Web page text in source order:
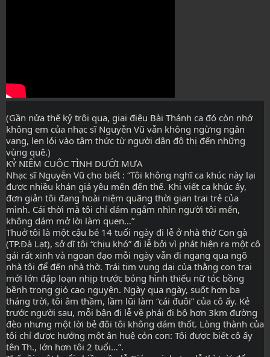
(Gần nửa thế kỷ trôi qua, giai điệu Bài Thánh ca đó còn nhớ
không em của nhạc sĩ Nguyễn Vũ vẫn không ngừng ngân
vang, len lỏi vào tâm thức từ người dân đô thị đến những
vùng quê.)
KỶ NIỆM CUỘC TÌNH DƯỚI MƯA
Nhạc sĩ Nguyễn Vũ cho biết : “Tôi không nghĩ ca khúc này lại
được nhiều khán giả yêu mến đến thế. Khi viết ca khúc ấy,
đơn giản tôi đang hoài niệm quãng thời gian trai trẻ của
mình. Cái thời mà tôi chỉ dám ngắm nhìn người tôi mến,
không dám mở lời làm quen…”
Thuở tôi là một cậu bé 14 tuổi ngày đi lễ ở nhà thờ Con gà
(TP.Đà Lạt), sở dĩ tôi “chịu khó” đi lễ bởi vì phát hiện ra một cô
gái rất xinh và ngoan đạo mỗi ngày vẫn đi ngang qua ngõ
nhà tôi để đến nhà thờ. Trái tim vụng dại của thằng con trai
mới lớn đập loạn nhịp trước bóng hình thiếu nữ tóc bồng
bềnh trong gió cao nguyên. Ngày qua ngày, suốt hơn ba
tháng trời, tôi âm thầm, lầm lũi làm “cái đuôi” của cô ấy. Kẻ
trước người sau, mỗi bận đi lễ về phải đi bộ hơn 3km đường
đèo nhưng một lời bẻ đôi tôi không dám thốt. Lòng thành của
tôi chỉ được hưởng một ân huệ cỏn con: Tôi được biết cô ấy
tên Th., lớn hơn tôi 2 tuổi…”.